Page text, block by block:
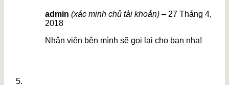
admin (xác minh chủ tài khoản) – 27 Tháng 4,
2018
Nhân viên bên mình sẽ gọi lại cho bạn nha!